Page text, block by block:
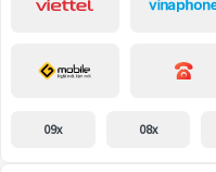
09x 08x